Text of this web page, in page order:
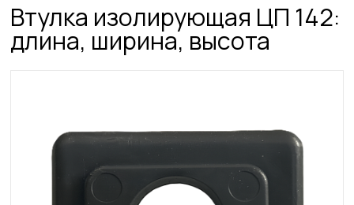
Втулка изолирующая ЦП 142:
длина, ширина, высота